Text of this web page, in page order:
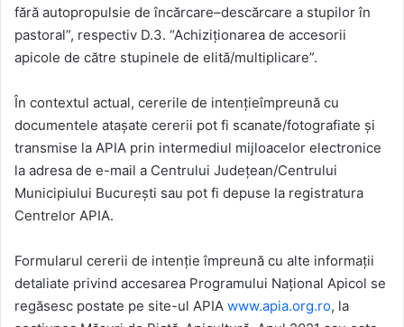
fără autopropulsie de încărcare–descărcare a stupilor în
pastoral”, respectiv D.3. “Achiziționarea de accesorii
apicole de către stupinele de elită/multiplicare”.
În contextul actual, cererile de intențieîmpreună cu
documentele atașate cererii pot fi scanate/fotografiate şi
transmise la APIA prin intermediul mijloacelor electronice
la adresa de e-mail a Centrului Județean/Centrului
Municipiului Bucureşti sau pot fi depuse la registratura
Centrelor APIA.
Formularul cererii de intenţie împreună cu alte informaţii
detaliate privind accesarea Programului Naţional Apicol se
regăsesc postate pe site-ul APIA www.apia.org.ro, la